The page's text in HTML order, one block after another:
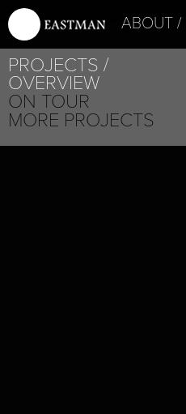
ABOUT
PROJECTS
OVERVIEW
ON TOUR
MORE PROJECTS